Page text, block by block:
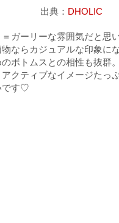
出典： DHOLIC
ガーリーな雰囲気だと思
ならカジュアルな印象に
ボトムスとの相性も抜群
クティブなイメージたっ
です♡